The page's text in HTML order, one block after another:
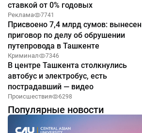
ставкой от 0% годовых
Реклама 7741
Присвоено 7,4 млрд сумов: вынесен
приговор по делу об обрушении
путепровода в Ташкенте
Криминал 7346
В центре Ташкента столкнулись
автобус и электробус, есть
пострадавший — видео
Происшествия 6298
Популярные новости